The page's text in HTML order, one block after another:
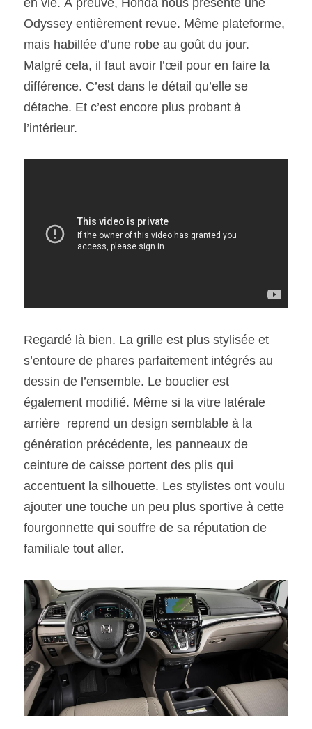
SOUMISSION RAPIDE
ASSURANCE
en vie. À preuve, Honda nous présente une
Odyssey entièrement revue. Même plateforme,
mais habillée d’une robe au goût du jour.
Malgré cela, il faut avoir l’œil pour en faire la
différence. C’est dans le détail qu’elle se
détache. Et c’est encore plus probant à
l’intérieur.
Regardé là bien. La grille est plus stylisée et
s’entoure de phares parfaitement intégrés au
dessin de l’ensemble. Le bouclier est
également modifié. Même si la vitre latérale
arrière  reprend un design semblable à la
génération précédente, les panneaux de
ceinture de caisse portent des plis qui
accentuent la silhouette. Les stylistes ont voulu
ajouter une touche un peu plus sportive à cette
fourgonnette qui souffre de sa réputation de
familiale tout aller.